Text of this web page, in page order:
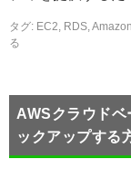
タグ: EC2, RDS,
る
AWSクラウド
ックアップする